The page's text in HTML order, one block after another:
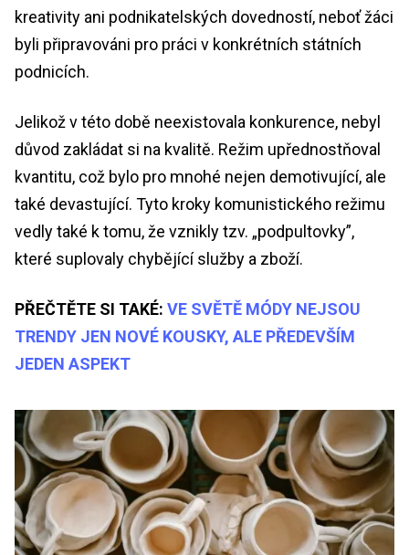
kreativity ani podnikatelských dovedností, neboť žáci
byli připravováni pro práci v konkrétních státních
podnicích.
Jelikož v této době neexistovala konkurence, nebyl
důvod zakládat si na kvalitě. Režim upřednostňoval
kvantitu, což bylo pro mnohé nejen demotivující, ale
také devastující. Tyto kroky komunistického režimu
vedly také k tomu, že vznikly tzv. „podpultovky”,
které suplovaly chybějící služby a zboží.
PŘEČTĚTE SI TAKÉ: VE SVĚTĚ MÓDY NEJSOU
TRENDY JEN NOVÉ KOUSKY, ALE PŘEDEVŠÍM
JEDEN ASPEKT